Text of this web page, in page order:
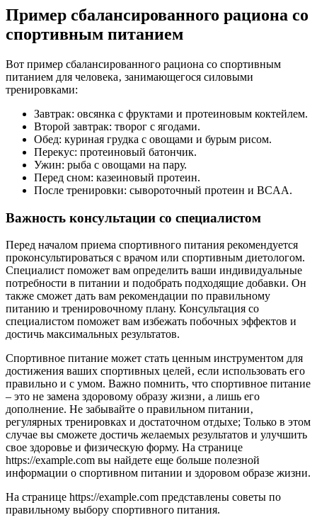
Пример сбалансированного рациона со
спортивным питанием
Вот пример сбалансированного рациона со спортивным
питанием для человека‚ занимающегося силовыми
тренировками:
Завтрак: овсянка с фруктами и протеиновым коктейлем.
Второй завтрак: творог с ягодами.
Обед: куриная грудка с овощами и бурым рисом.
Перекус: протеиновый батончик.
Ужин: рыба с овощами на пару.
Перед сном: казеиновый протеин.
После тренировки: сывороточный протеин и BCAA.
Важность консультации со специалистом
Перед началом приема спортивного питания рекомендуется
проконсультироваться с врачом или спортивным диетологом.
Специалист поможет вам определить ваши индивидуальные
потребности в питании и подобрать подходящие добавки. Он
также сможет дать вам рекомендации по правильному
питанию и тренировочному плану. Консультация со
специалистом поможет вам избежать побочных эффектов и
достичь максимальных результатов.
Спортивное питание может стать ценным инструментом для
достижения ваших спортивных целей‚ если использовать его
правильно и с умом. Важно помнить‚ что спортивное питание
– это не замена здоровому образу жизни‚ а лишь его
дополнение. Не забывайте о правильном питании‚
регулярных тренировках и достаточном отдыхе; Только в этом
случае вы сможете достичь желаемых результатов и улучшить
свое здоровье и физическую форму. На странице
https://example.com вы найдете еще больше полезной
информации о спортивном питании и здоровом образе жизни.
На странице https://example.com представлены советы по
правильному выбору спортивного питания.